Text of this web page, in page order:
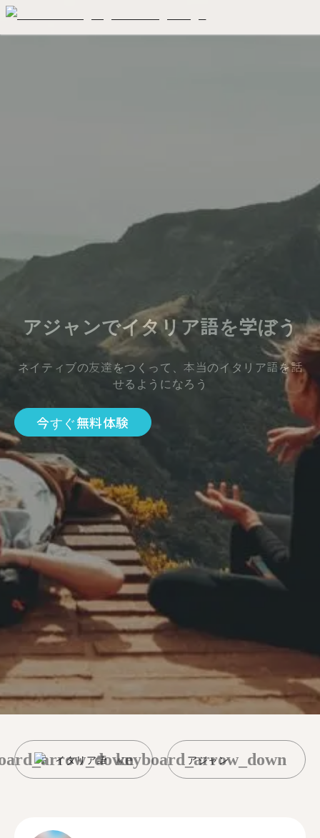
アジャンでイタリア語を学ぼう
ネイティブの友達をつくって、本当のイタリア語を話
せるようになろう
今すぐ無料体験
イタリア語 アジャン
keyboard_arrow_down